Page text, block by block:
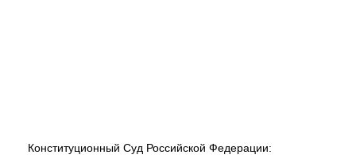
Конституционный Суд Российской Федерации: